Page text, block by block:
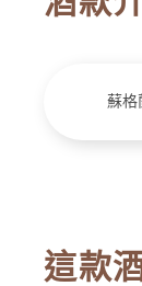
蘇格
這款